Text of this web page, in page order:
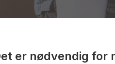
er nødvendig for